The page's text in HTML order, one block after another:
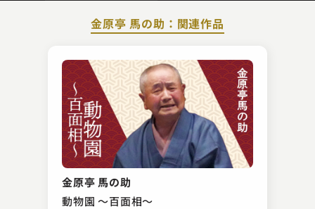
金原亭 馬の助：関連作品
金原亭 馬の助
動物園 ～百面相～
林家 きく麿
歯ンデレラ
2023.02.08 | 13分